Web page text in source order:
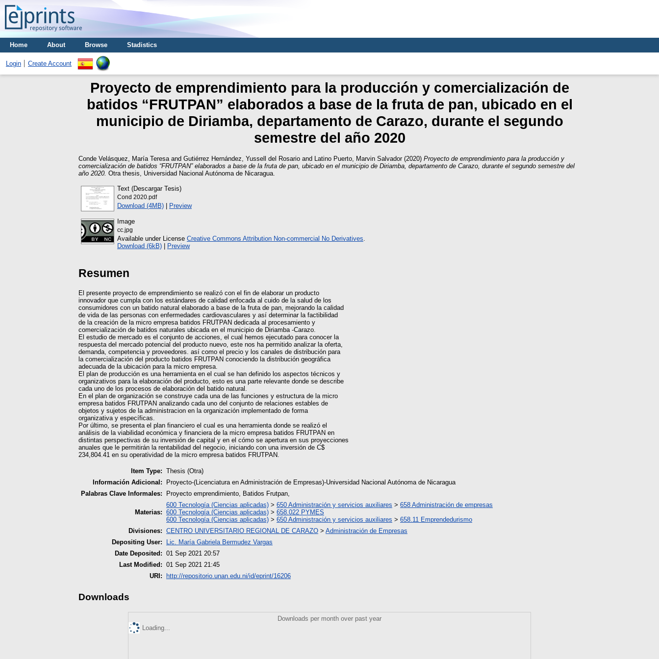
Home About Browse Stadistics
Login Create Account
Proyecto de emprendimiento para la producción y comercialización de
batidos “FRUTPAN” elaborados a base de la fruta de pan, ubicado en el
municipio de Diriamba, departamento de Carazo, durante el segundo
semestre del año 2020
Conde Velásquez, María Teresa and Gutiérrez Hernández, Yussell del Rosario and Latino Puerto, Marvin Salvador(2020) Proyecto de emprendimiento para la producción y
comercialización de batidos “FRUTPAN” elaborados a base de la fruta de pan, ubicado en el municipio de Diriamba, departamento de Carazo, durante el segundo semestre del
año 2020. Otra thesis, Universidad Nacional Autónoma de Nicaragua.
Text (Descargar Tesis)
Cond 2020.pdf
Download (4MB) | Preview
Image
cc.jpg
Available under License Creative Commons Attribution Non-commercial No Derivatives
Download (6kB) | Preview
Resumen
El presente proyecto de emprendimiento se realizó con el fin de elaborar un producto
innovador que cumpla con los estándares de calidad enfocada al cuido de la salud de los
consumidores con un batido natural elaborado a base de la fruta de pan, mejorando la calidad
de vida de las personas con enfermedades cardiovasculares y así determinar la factibilidad
de la creación de la micro empresa batidos FRUTPAN dedicada al procesamiento y
comercialización de batidos naturales ubicada en el municipio de Diriamba -Carazo.
El estudio de mercado es el conjunto de acciones, el cual hemos ejecutado para conocer la
respuesta del mercado potencial del producto nuevo, este nos ha permitido analizar la oferta,
demanda, competencia y proveedores. así como el precio y los canales de distribución para
la comercialización del producto batidos FRUTPAN conociendo la distribución geográfica
adecuada de la ubicación para la micro empresa.
El plan de producción es una herramienta en el cual se han definido los aspectos técnicos y
organizativos para la elaboración del producto, esto es una parte relevante donde se describe
cada uno de los procesos de elaboración del batido natural.
En el plan de organización se construye cada una de las funciones y estructura de la micro
empresa batidos FRUTPAN analizando cada uno del conjunto de relaciones estables de
objetos y sujetos de la administracion en la organización implementado de forma
organizativa y específicas.
Por último, se presenta el plan financiero el cual es una herramienta donde se realizó el
análisis de la viabilidad económica y financiera de la micro empresa batidos FRUTPAN en
distintas perspectivas de su inversión de capital y en el cómo se apertura en sus proyecciones
anuales que le permitirán la rentabilidad del negocio, iniciando con una inversión de C$
234,804.41 en su operatividad de la micro empresa batidos FRUTPAN.
Item Type: Thesis (Otra)
Información Adicional:
Proyecto-(Licenciatura en Administración de Empresas)-Universidad Nacional Autónoma de Nicaragua
Palabras Clave Informales:
Proyecto emprendimiento, Batidos Frutpan,
Materias:
600 Tecnología (Ciencias aplicadas) > 650 Administración y servicios auxiliares > 658 Administración de empresas
600 Tecnología (Ciencias aplicadas) > 658.022 PYMES
600 Tecnología (Ciencias aplicadas) > 650 Administración y servicios auxiliares > 658.11 Emprendedurismo
Divisiones: CENTRO UNIVERSITARIO REGIONAL DE CARAZO > Administración de Empresas
Depositing User:
Lic. María Gabriela Bermudez Vargas
Date Deposited: 01 Sep 2021 20:57
Last Modified: 01 Sep 2021 21:45
URI:
http://repositorio.unan.edu.ni/id/eprint/16206
Downloads
Downloads per month over past year
Loading...